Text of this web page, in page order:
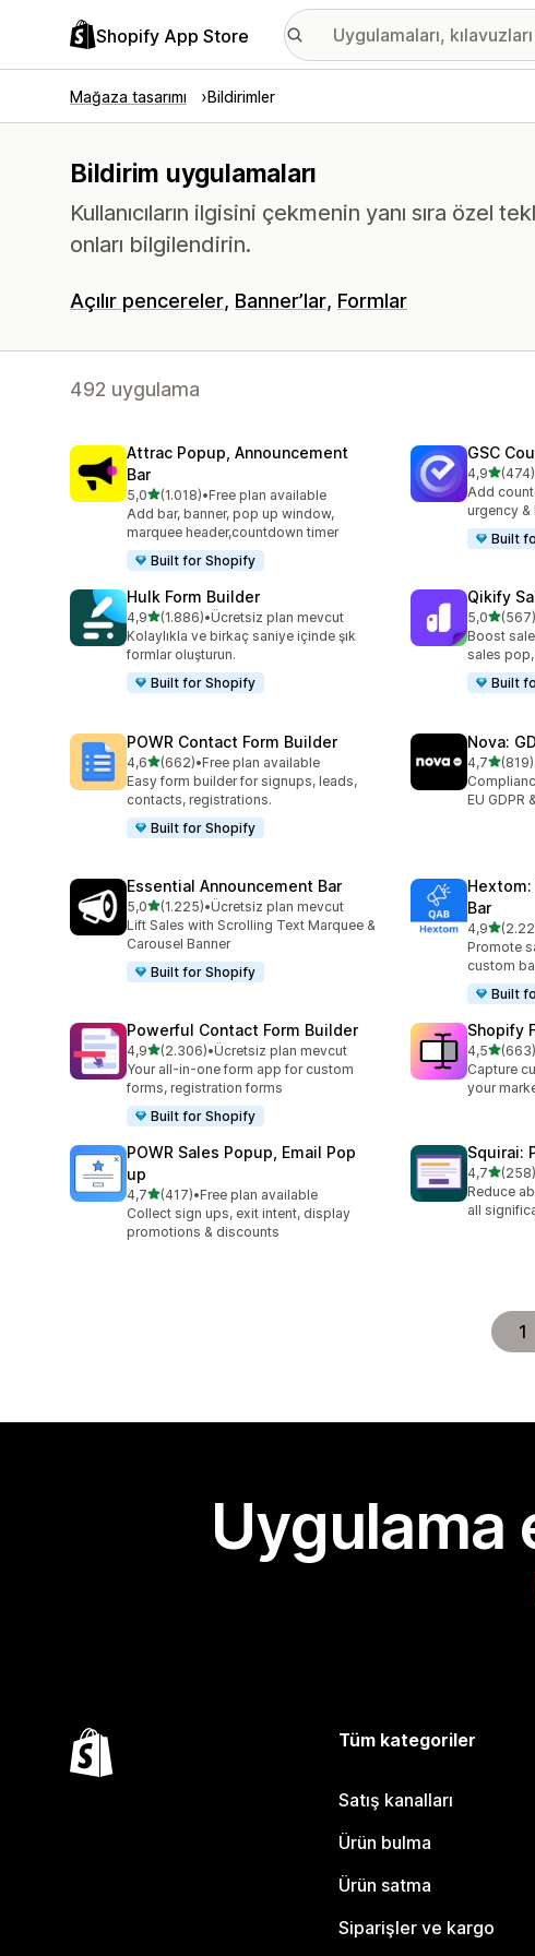
Shopify App Store
Mağaza tasarımı Bildirimler
Bildirim uygulamaları
Kullanıcıların ilgisini çekmenin yanı sıra özel
onları bilgilendirin.
Açılır pencereler Banner’lar Formlar
492 uygulama
Attrac Popup, Announcement
Bar
5,05 yıldız üzerinden
(1.018)
toplam 1018 değerlendirme
•Free plan available
Add bar, banner, pop up window,
marquee header,countdown timer
Built for Shopify
GSC
4,95 (474)
toplam
Add
urgency
Built
Hulk Form Builder
4,95 yıldız üzerinden
(1.886)
toplam 1886 değerlendirme
•Ücretsiz plan mevcut
Kolaylıkla ve birkaç saniye içinde şık
formlar oluşturun.
Built for Shopify
Qikify
5,05 (567)
toplam
Boost
sales
Built
POWR Contact Form Builder
4,65 yıldız üzerinden
(662)
toplam 662 değerlendirme
•Free plan available
Easy form builder for signups, leads,
contacts, registrations.
Built for Shopify
Nova:
4,75 (819)
toplam
EU GDPR
Essential Announcement Bar
5,05 yıldız üzerinden
(1.225)
toplam 1225 değerlendirme
•Ücretsiz plan mevcut
Lift Sales with Scrolling Text Marquee &
Carousel Banner
Built for Shopify
Bar
4,95
toplam
Promote
custom
Built
Powerful Contact Form Builder
4,95 yıldız üzerinden
(2.306)
toplam 2306 değerlendirme
•Ücretsiz plan mevcut
Your all-in-one form app for custom
forms, registration forms
Built for Shopify
Shopify
4,55 (663)
toplam
Capture
your
POWR Sales Popup, Email Pop
up
4,75 yıldız üzerinden
(417)
toplam 417 değerlendirme
•Free plan available
Collect sign ups, exit intent, display
promotions & discounts
Squirai:
4,75 (258)
toplam
Reduce
all
1
Uygulama
Tüm kategoriler
Satış kanalları
Ürün bulma
Ürün satma
Siparişler ve kargo